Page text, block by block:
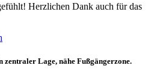
Herzlichen Dank auch für das
zentraler Lage, nähe Fußgängerzone.